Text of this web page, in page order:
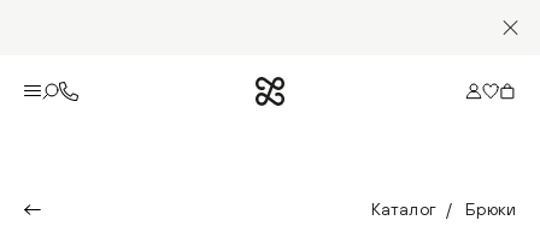
Каталог Брюки